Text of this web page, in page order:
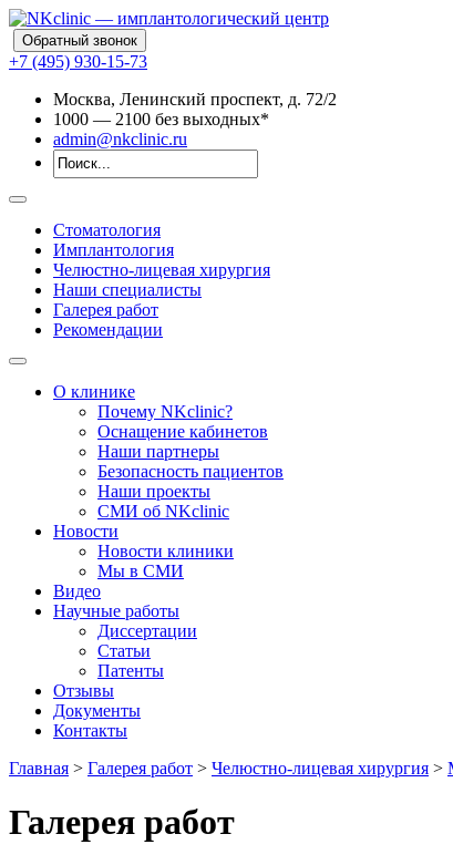
Обратный звонок
+7 (495) 930-15-73
Москва, Ленинский проспект, д. 72/2
1000 — 2100 без выходных*
admin@nkclinic.ru
Стоматология
Имплантология
Челюстно-лицевая хирургия
Наши специалисты
Галерея работ
Рекомендации
О клинике
Почему NKclinic?
Оснащение кабинетов
Наши партнеры
Безопасность пациентов
Наши проекты
СМИ об NKclinic
Новости
Новости клиники
Мы в СМИ
Видео
Научные работы
Диссертации
Статьи
Патенты
Отзывы
Документы
Контакты
Главная > Галерея работ > Челюстно-лицевая хирургия >
Галерея работ